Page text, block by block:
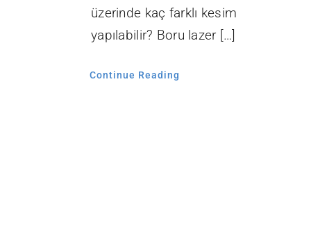
üzerinde kaç farklı kesim
yapılabilir? Boru lazer […]
Continue Reading